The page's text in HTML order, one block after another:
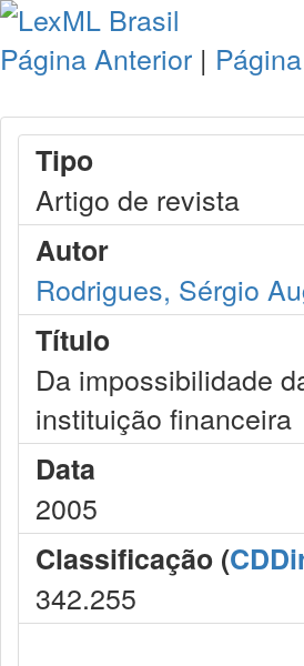
Página Anterior |
Tipo
Artigo de revista
Autor
Rodrigues, Sérgio
Título
Da impossibilidade
instituição financeira
Data
2005
Classificação (
342.255